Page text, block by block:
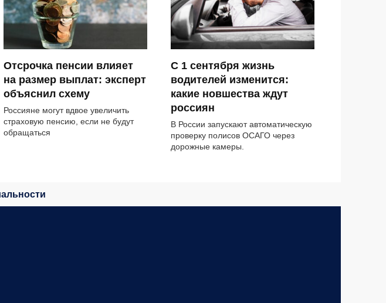
Отсрочка пенсии влияет
на размер выплат: эксперт
объяснил схему
Россияне могут вдвое увеличить
страховую пенсию, если не будут
обращаться
С 1 сентября жизнь
водителей изменится:
какие новшества ждут
россиян
В России запускают автоматическую
проверку полисов ОСАГО через
дорожные камеры.